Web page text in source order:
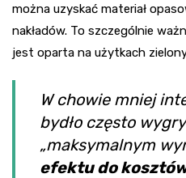
można uzyskać materiał
nakładów. To szczególnie
jest oparta na użytkach
W chowie mniej
bydło często
„maksymalnym
efektu do